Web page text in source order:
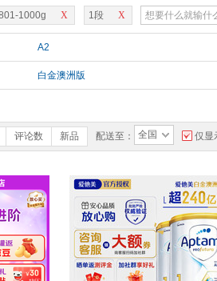
X
1000g X
1段
A2
白金澳洲版
评论数 新品 配送至： 全国 仅显